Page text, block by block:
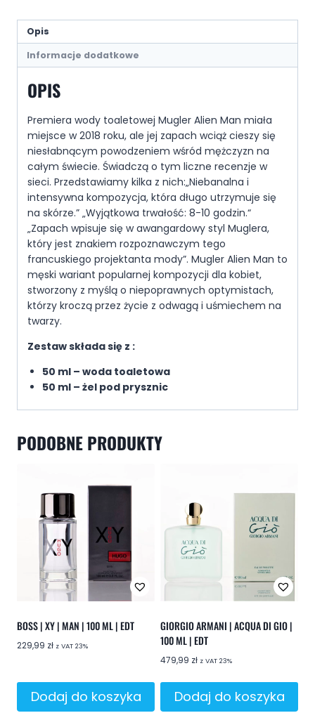
Opis
Informacje dodatkowe
OPIS
Premiera wody toaletowej Mugler Alien Man miała
miejsce w 2018 roku, ale jej zapach wciąż cieszy się
niesłabnącym powodzeniem wśród mężczyzn na
całym świecie. Świadczą o tym liczne recenzje w
sieci. Przedstawiamy kilka z nich:„Niebanalna i
intensywna kompozycja, która długo utrzymuje się
na skórze.” „Wyjątkowa trwałość: 8-10 godzin.“
„Zapach wpisuje się w awangardowy styl Muglera,
który jest znakiem rozpoznawczym tego
francuskiego projektanta mody”. Mugler Alien Man to
męski wariant popularnej kompozycji dla kobiet,
stworzony z myślą o niepoprawnych optymistach,
którzy kroczą przez życie z odwagą i uśmiechem na
twarzy.
Zestaw składa się z :
50 ml – woda toaletowa
50 ml – żel pod prysznic
PODOBNE PRODUKTY
BOSS | XY | MAN | 100 ML | EDT
229,99 zł z VAT 23%
Dodaj do koszyka
GIORGIO ARMANI | ACQUA DI GIO |
100 ML | EDT
479,99 zł z VAT 23%
Dodaj do koszyka